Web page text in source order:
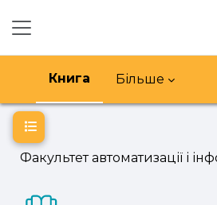
Книга Більше
Факультет автоматизації і
Відкритий покажчик курсу